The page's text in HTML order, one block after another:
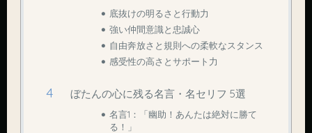
底抜けの明るさと行動力
強い仲間意識と忠誠心
自由奔放さと規則への柔軟なスタンス
感受性の高さとサポート力
ぼたんの心に残る名言・名セリフ 5選
名言1：「幽助！あんたは絶対に勝て
る！」